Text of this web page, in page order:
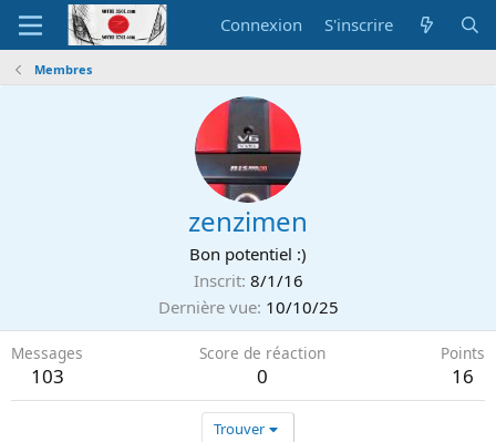
Connexion S'inscrire
Membres
zenzimen
Bon potentiel :)
Inscrit 8/1/16
Dernière vue 10/10/25
Messages
103
Score de réaction
0
Points
16
Trouver